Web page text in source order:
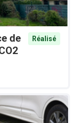
de
Réalisé